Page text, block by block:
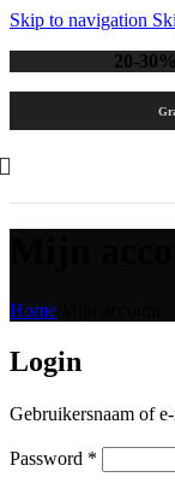
Skip to navigation
20-
Home
Login
Gebruikersnaam of
Password *